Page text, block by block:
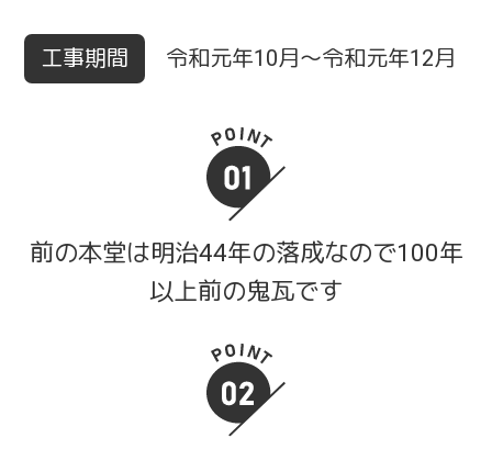
工事期間 令和元年10月～令和元年12月
前の本堂は明治44年の落成なので100年
以上前の鬼瓦です